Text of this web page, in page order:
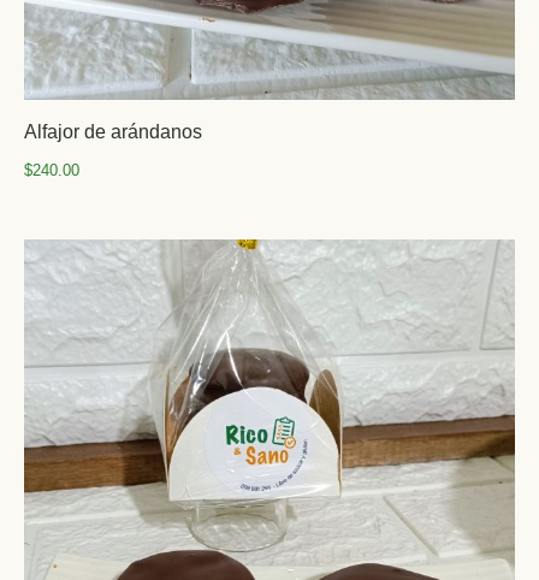
Alfajor de arándanos
$240.00